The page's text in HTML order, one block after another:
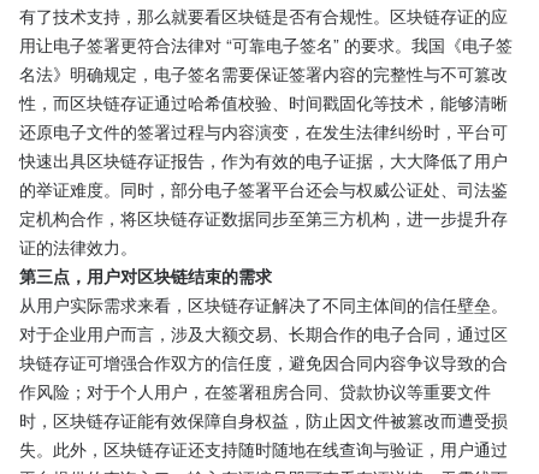
有了技术支持，那么就要看区块链是否有合规性。区块链存证的应
用让电子签署更符合法律对 “可靠电子签名” 的要求。我国《电子签
名法》明确规定，电子签名需要保证签署内容的完整性与不可篡改
性，而区块链存证通过哈希值校验、时间戳固化等技术，能够清晰
还原电子文件的签署过程与内容演变，在发生法律纠纷时，平台可
快速出具区块链存证报告，作为有效的电子证据，大大降低了用户
的举证难度。同时，部分电子签署平台还会与权威公证处、司法鉴
定机构合作，将区块链存证数据同步至第三方机构，进一步提升存
证的法律效力。​
第三点，用户对区块链结束的需求
从用户实际需求来看，区块链存证解决了不同主体间的信任壁垒。
对于企业用户而言，涉及大额交易、长期合作的电子合同，通过区
块链存证可增强合作双方的信任度，避免因合同内容争议导致的合
作风险；对于个人用户，在签署租房合同、贷款协议等重要文件
时，区块链存证能有效保障自身权益，防止因文件被篡改而遭受损
失。此外，区块链存证还支持随时随地在线查询与验证，用户通过